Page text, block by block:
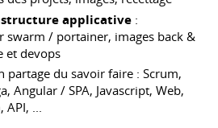
applicative :
swarm / portainer, images back &
et devops
partage du savoir faire : Scrum,
Angular / SPA, Javascript, Web,
API, ...